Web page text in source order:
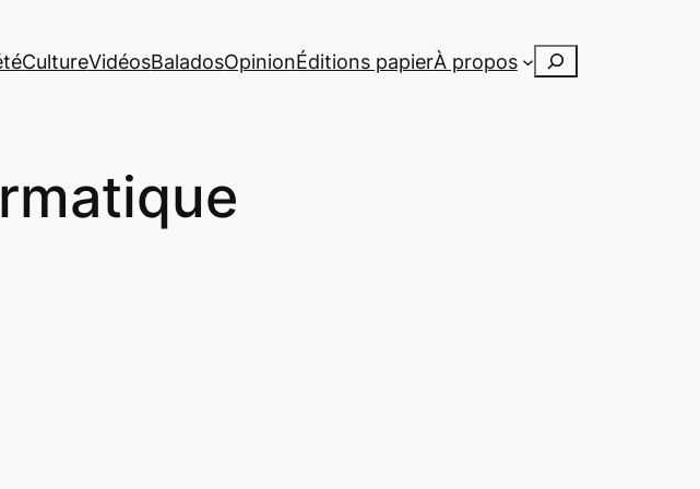
CultureVidéosBaladosOpinionÉditions papierÀ propos Rechercher